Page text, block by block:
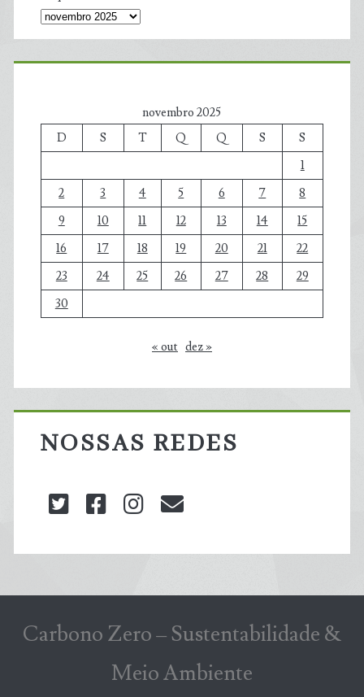
novembro 2025
D
S T Q Q S
S
1
2
3 4 5 6 7
8
9
10 11 12 13 14
15
16
17 18 19 20 21
22
23
24 25 26 27 28
29
30
« out dez »
NOSSAS REDES
twitterfacebookinstagram
Carbono Zero – Sustentabilidade &
Meio Ambiente